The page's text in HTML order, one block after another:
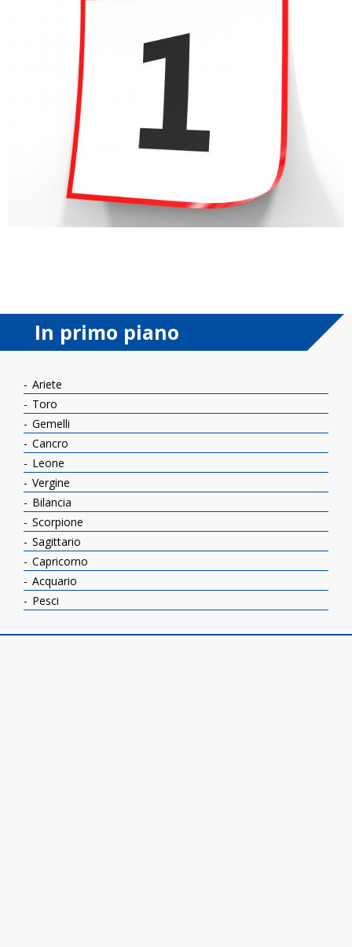
In primo piano
Ariete
Toro
Gemelli
Cancro
Leone
Vergine
Bilancia
Scorpione
Sagittario
Capricorno
Acquario
Pesci